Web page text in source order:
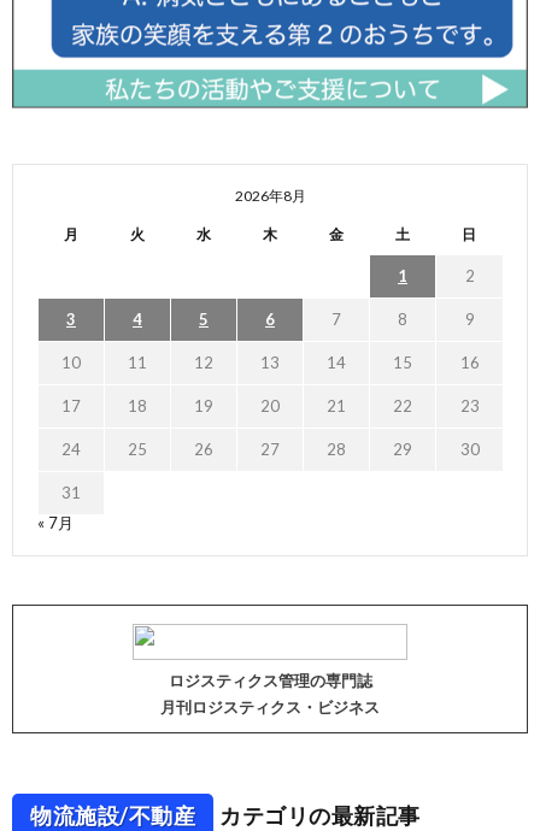
2026年8月
月 火 水 木 金 土 日
1 2
3 4 5 6 7 8 9
10 11 12 13 14 15 16
17 18 19 20 21 22 23
24 25 26 27 28 29 30
31
« 7月
ロジスティクス管理の専門誌
月刊ロジスティクス・ビジネス
物流施設/不動産 カテゴリの最新記事